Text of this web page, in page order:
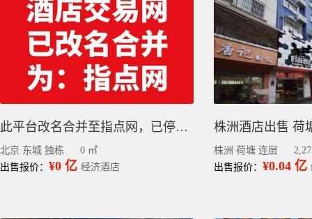
此平台改名合并至指点网，已停止更新，请到指点网小程序查看或发布信息
北京 东城 独栋
0 ㎡
出售报价： ¥0 亿 经济酒店
株洲 荷塘 连层
出售报价： ¥0.04 亿